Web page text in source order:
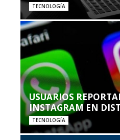
TECNOLOGÍA
USUARIOS
INSTAGRAM EN
TECNOLOGÍA